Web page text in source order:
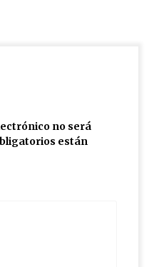
no será
están